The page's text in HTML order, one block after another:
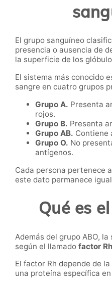
El grupo sanguíneo
presencia o ausencia de
la superficie de los
El sistema más conocido
sangre en cuatro grupos
Grupo A. Presenta
rojos.
Grupo B. Presenta
Grupo AB. Contiene
Grupo O. No
antígenos.
Cada persona pertenece
este dato permanece
Qué es
Además del grupo ABO,
según el llamado factor Rh
El factor Rh depende de
una proteína específica